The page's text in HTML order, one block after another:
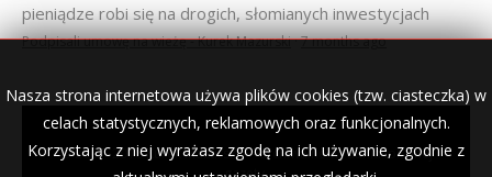
pieniądze robi się na drogich, słomianych inwestycjach
Podpisali umowę na wieżę - Kurek Mazurski·7 months ago
Nasza strona internetowa używa plików cookies (tzw. ciasteczka) w
celach statystycznych, reklamowych oraz funkcjonalnych.
Korzystając z niej wyrażasz zgodę na ich używanie, zgodnie z
© 2007–2018 Kurek Mazurski — archiwalne wydania lokalnej
gazety.